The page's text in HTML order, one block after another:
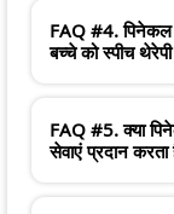
FAQ #4. पिनेकल
बच्चे को स्पीच
FAQ #5. क्या
सेवाएं प्रदान करता